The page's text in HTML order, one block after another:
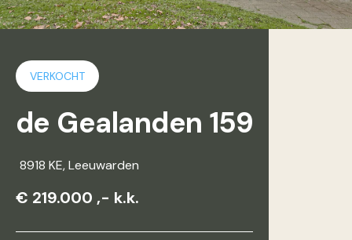
VERKOCHT
de Gealanden 159
8918 KE, Leeuwarden
€ 219.000 ,- k.k.